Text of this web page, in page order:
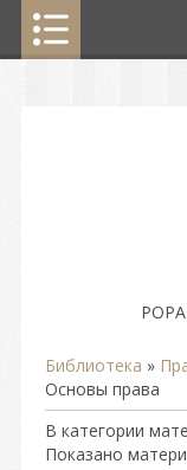
Библиотека »
Основы права
В категории
Показано